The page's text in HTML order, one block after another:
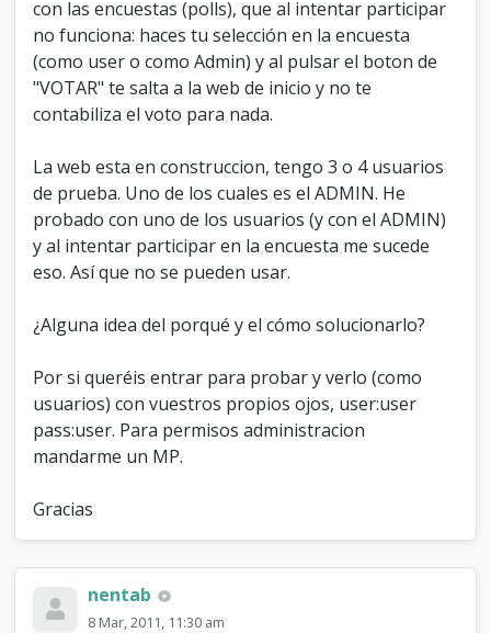
con las encuestas (polls), que al intentar participar
no funciona: haces tu selección en la encuesta
(como user o como Admin) y al pulsar el boton de
"VOTAR" te salta a la web de inicio y no te
contabiliza el voto para nada.
La web esta en construccion, tengo 3 o 4 usuarios
de prueba. Uno de los cuales es el ADMIN. He
probado con uno de los usuarios (y con el ADMIN)
y al intentar participar en la encuesta me sucede
eso. Así que no se pueden usar.
¿Alguna idea del porqué y el cómo solucionarlo?
Por si queréis entrar para probar y verlo (como
usuarios) con vuestros propios ojos, user:user
pass:user. Para permisos administracion
mandarme un MP.
Gracias
nentab
8 Mar, 2011, 11:30 am